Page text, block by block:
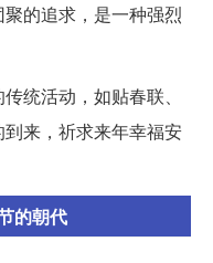
的追求，是一种强烈
统活动，如贴春联、
来，祈求来年幸福安
的朝代